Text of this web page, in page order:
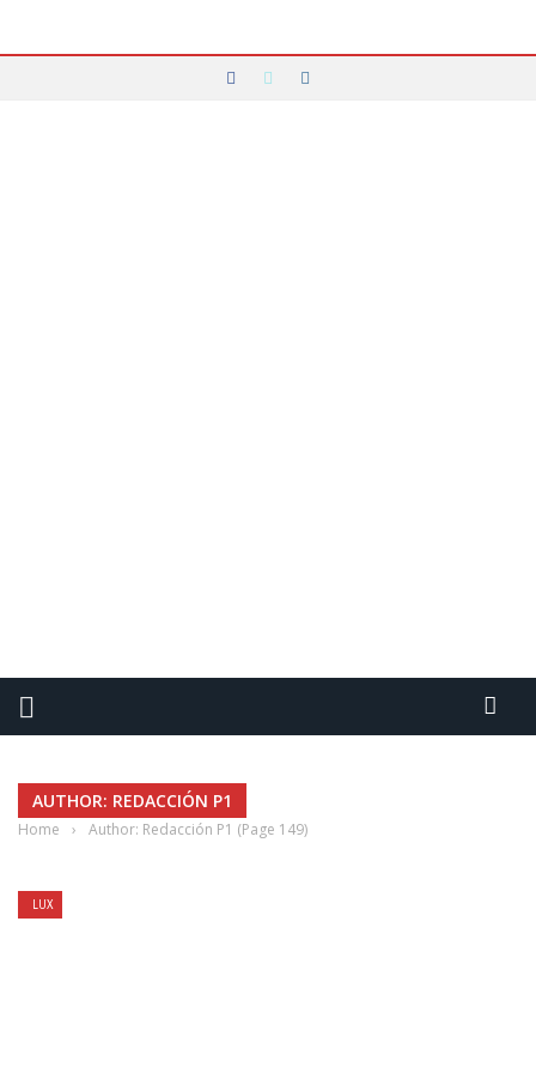
AUTHOR: REDACCIÓN P1
Home › Author: Redacción P1 (Page 149)
LUX